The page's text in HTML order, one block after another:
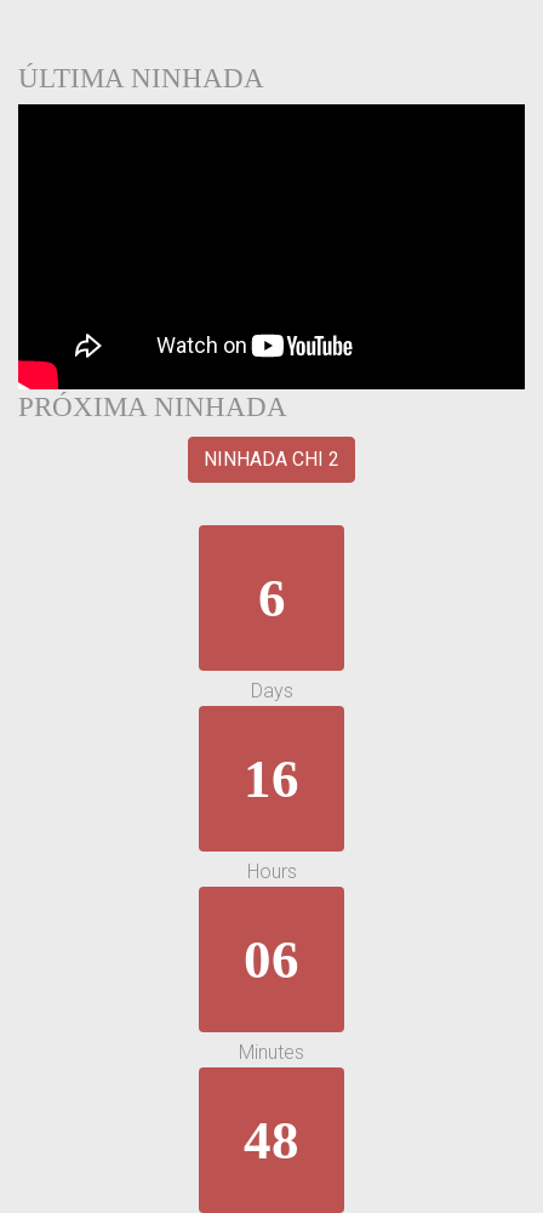
ÚLTIMA NINHADA
PRÓXIMA NINHADA
NINHADA CHI 2
6
Days
16
Hours
06
Minutes
48